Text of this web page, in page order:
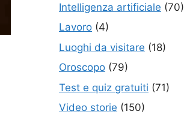
Intelligenza artificiale (70)
Lavoro (4)
Luoghi da visitare (18)
Oroscopo (79)
Test e quiz gratuiti (71)
Video storie (150)